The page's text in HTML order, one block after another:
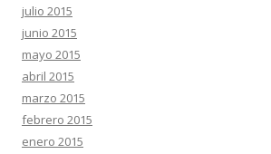
julio 2015
junio 2015
mayo 2015
abril 2015
marzo 2015
febrero 2015
enero 2015